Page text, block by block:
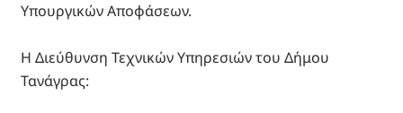
Υπουργικών Αποφάσεων.
Η Διεύθυνση Τεχνικών Υπηρεσιών του Δήμου
Τανάγρας: